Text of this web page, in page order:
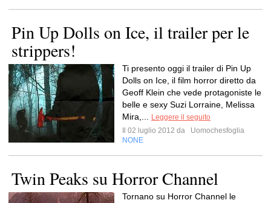
Pin Up Dolls on Ice, il trailer per le
strippers!
Ti presento oggi il trailer di Pin Up
Dolls on Ice, il film horror diretto da
Geoff Klein che vede protagoniste le
belle e sexy Suzi Lorraine, Melissa
Mira,...
Leggere il seguito
Il 02 luglio 2012 da
Uomochesfoglia
NONE
Twin Peaks su Horror Channel
Tornano su Horror Channel le